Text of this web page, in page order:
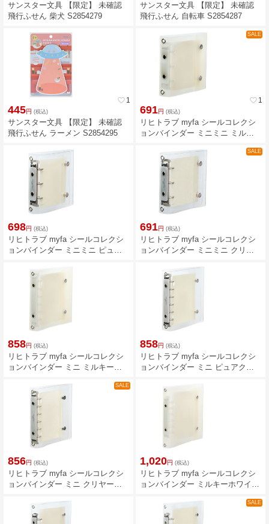
サンスター文具 【限定】 未確認
飛行ふせん 柴犬 S2854279
サンスター文具 【限定】 未確認
飛行ふせん 自転車 S2854287
favorite_border 1
445円 (税込)
サンスター文具 【限定】 未確認
飛行ふせん ラーメン S2854295
favorite_border 1
SALE
691円 (税込)
リヒトラブ myfa シールコレクシ
ョンバインダー ミニミニ ミルキ
698円 (税込)
リヒトラブ myfa シールコレクシ
ョンバインダー ミニミニ ピュア
SALE
691円 (税込)
リヒトラブ myfa シールコレクシ
ョンバインダー ミニミニ クリヤ
858円 (税込)
リヒトラブ myfa シールコレクシ
ョンバインダー ミニ ミルキーホ
858円 (税込)
リヒトラブ myfa シールコレクシ
ョンバインダー ミニ ピュアクリ
SALE
856円 (税込)
リヒトラブ myfa シールコレクシ
ョンバインダー ミニ クリヤーグ
1,020円 (税込)
リヒトラブ myfa シールコレクシ
ョンバインダー ミルキーホワイト
SALE